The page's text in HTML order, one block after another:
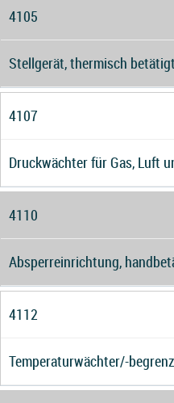
4105
Stellgerät, thermisch betätigt
4107
Druckwächter für Gas, Luft
4110
Absperreinrichtung,
4112
Temperaturwächter/-